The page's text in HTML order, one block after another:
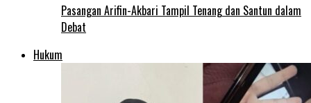
Pasangan Arifin-Akbari Tampil Tenang dan Santun dalam
Debat
Hukum